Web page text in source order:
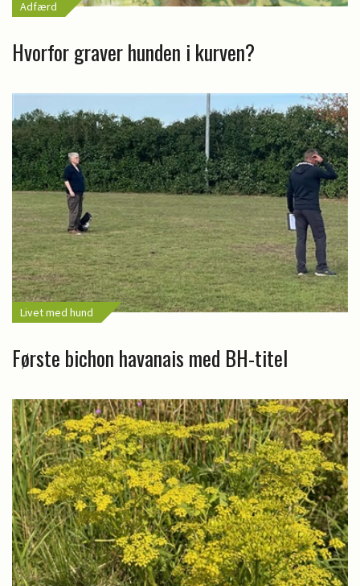
Adfærd
Hvorfor graver hunden i kurven?
Livet med hund
Første bichon havanais med BH-titel